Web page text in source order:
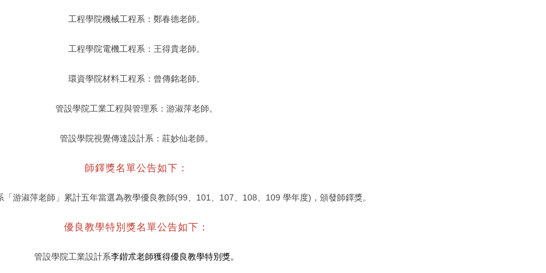
工程學院機械工程系 ：鄭春德老師。
工程學院電機工程系：王得貴老師。
環資學院材料工程系：曾傳銘老師。
管設學院工業工程與管理系：游淑萍老師。
管設學院視覺傳達設計系：莊妙仙老師。
師鐸獎名單公告如下：
游淑萍老師」累計五年當選為教學優良教師(99、101、107、108、109 學年度)，頒發師鐸獎。
優良教學特別獎名單公告如下：
管設學院工業設計系李鍇朮老師獲得優良教學特別獎。